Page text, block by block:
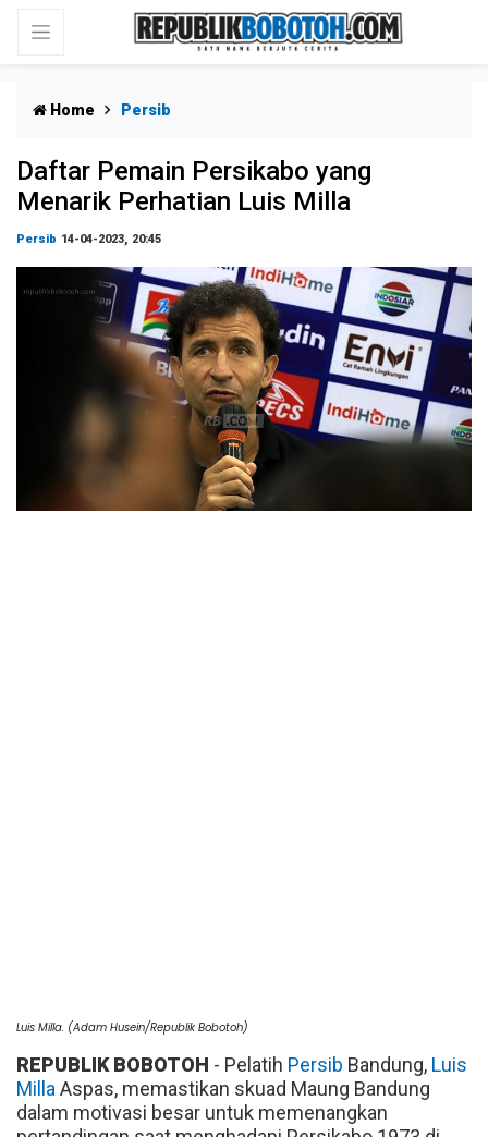
Home Persib
Daftar Pemain Persikabo yang
Menarik Perhatian Luis Milla
Persib 14-04-2023, 20:45
Luis Milla. (Adam Husein/Republik Bobotoh)
REPUBLIK BOBOTOH - Pelatih Persib Bandung, Luis
Milla Aspas, memastikan skuad Maung Bandung
dalam motivasi besar untuk memenangkan